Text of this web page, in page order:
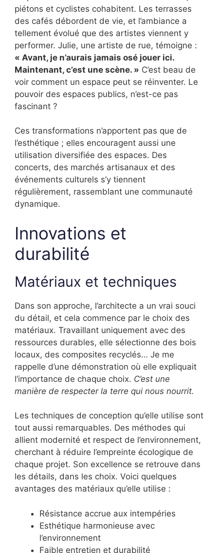
piétons et cyclistes cohabitent. Les terrasses
des cafés débordent de vie, et l’ambiance a
tellement évolué que des artistes viennent y
performer. Julie, une artiste de rue, témoigne :
« Avant, je n’aurais jamais osé jouer ici.
Maintenant, c’est une scène. » C’est beau de
voir comment un espace peut se réinventer. Le
pouvoir des espaces publics, n’est-ce pas
fascinant ?
Ces transformations n’apportent pas que de
l’esthétique ; elles encouragent aussi une
utilisation diversifiée des espaces. Des
concerts, des marchés artisanaux et des
événements culturels s’y tiennent
régulièrement, rassemblant une communauté
dynamique.
Innovations et
durabilité
Matériaux et techniques
Dans son approche, l’architecte a un vrai souci
du détail, et cela commence par le choix des
matériaux. Travaillant uniquement avec des
ressources durables, elle sélectionne des bois
locaux, des composites recyclés… Je me
rappelle d’une démonstration où elle expliquait
l’importance de chaque choix. C’est une
manière de respecter la terre qui nous nourrit.
Les techniques de conception qu’elle utilise sont
tout aussi remarquables. Des méthodes qui
allient modernité et respect de l’environnement,
cherchant à réduire l’empreinte écologique de
chaque projet. Son excellence se retrouve dans
les détails, dans les choix. Voici quelques
avantages des matériaux qu’elle utilise :
Résistance accrue aux intempéries
Esthétique harmonieuse avec
l’environnement
Faible entretien et durabilité